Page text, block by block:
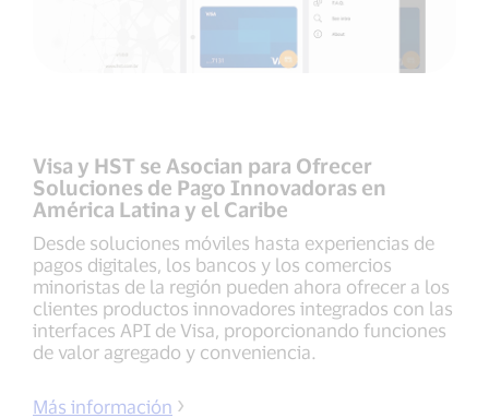
Visa y HST se Asocian para Ofrecer
Soluciones de Pago Innovadoras en
América Latina y el Caribe
Desde soluciones móviles hasta experiencias de
pagos digitales, los bancos y los comercios
minoristas de la región pueden ahora ofrecer a los
clientes productos innovadores integrados con las
interfaces API de Visa, proporcionando funciones
de valor agregado y conveniencia.
Más información